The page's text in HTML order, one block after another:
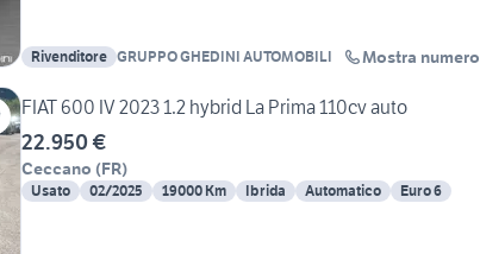
Rivenditore GRUPPO GHEDINI AUTOMOBILI Mostra numero
FIAT 600 IV 2023 1.2 hybrid La Prima 110cv auto
22.950 €
Ceccano (FR)
Usato 02/2025 19000 Km Ibrida Automatico Euro 6